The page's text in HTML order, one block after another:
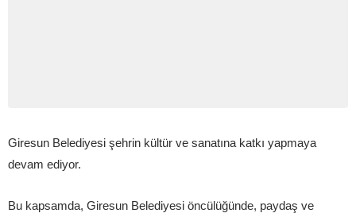
Giresun Belediyesi şehrin kültür ve sanatına katkı yapmaya
devam ediyor.
Bu kapsamda, Giresun Belediyesi öncülüğünde, paydaş ve